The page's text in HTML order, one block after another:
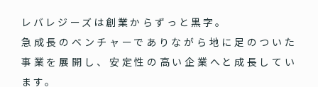
レバレジーズは創業からずっと黒字。
急成長のベンチャーでありながら地に足のついた
事業を展開し、安定性の高い企業へと成長してい
ます。